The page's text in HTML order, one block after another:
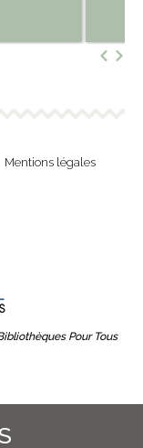
Mentions légales
Pour Tous